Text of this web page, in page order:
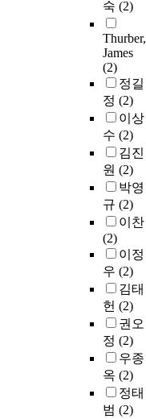
숙 (2)
Thurber,
James
(2)
정길
정 (2)
이상
수 (2)
김진
원 (2)
박영
규 (2)
이찬
(2)
이정
우 (2)
김태
헌 (2)
권오
정 (2)
우종
옥 (2)
정태
범 (2)